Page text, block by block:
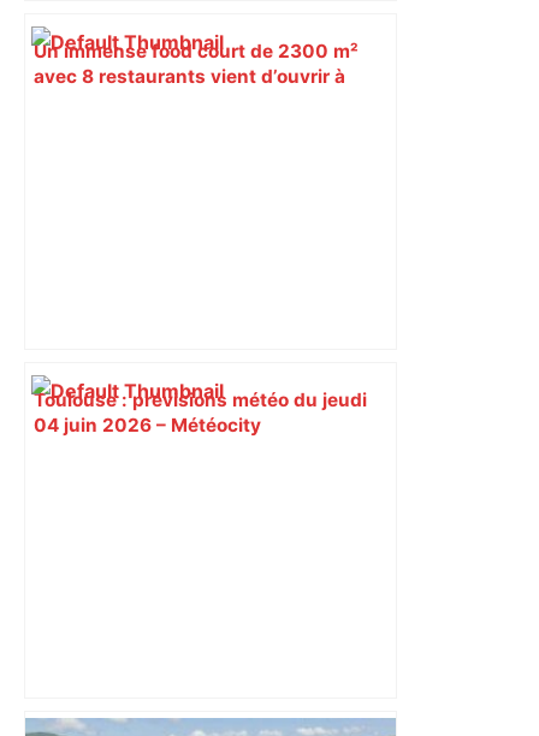
Un immense food court de 2300 m²
avec 8 restaurants vient d’ouvrir à
Toulouse : prévisions météo du jeudi
04 juin 2026 – Météocity